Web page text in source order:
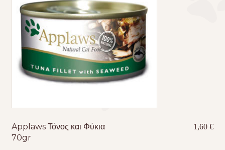
Applaws Τόνος και Φύκια
70gr
1,60€